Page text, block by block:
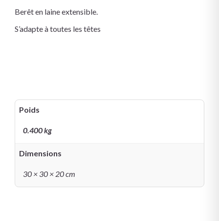
Berêt en laine extensible.
S’adapte à toutes les têtes
Poids
0.400 kg
Dimensions
30 × 30 × 20 cm